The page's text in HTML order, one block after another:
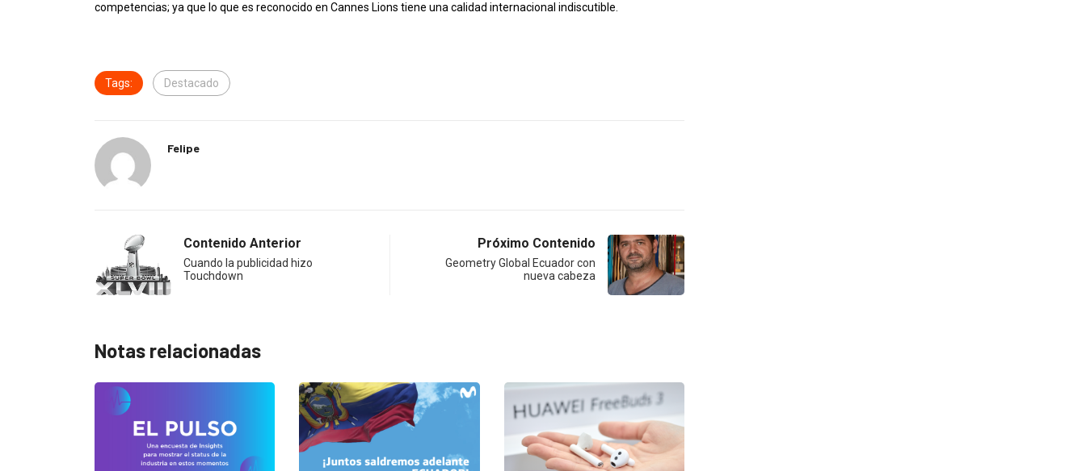
competencias; ya que lo que es reconocido en Cannes Lions tiene una calidad internacional indiscutible.
Tags: Destacado
Felipe
Contenido Anterior
Cuando la publicidad hizo
Touchdown
Próximo Contenido
Geometry Global Ecuador con
nueva cabeza
Notas relacionadas